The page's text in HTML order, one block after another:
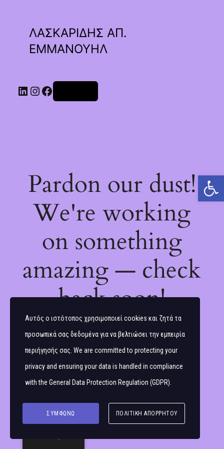
Ανοίξτε τη γραμμή εργαλείων
ΛΑΣΚΑΡΙΔΗΣ ΑΠ.
ΕΜΜΑΝΟΥΗΛ
Linkedin
Instagram
Facebook
Pardon our dust!
We're working
on something
amazing — check
back soon!
Αυτός ο ιστότοπος χρησιμοποιεί cookies και ζητά τα
προσωπικά σας δεδομένα για να βελτιώσει την εμπειρία
περιήγησής σας. We are committed to protecting your
privacy and ensuring your data is handled in compliance
with the General Data Protection Regulation (GDPR)
ΣΥΜΦΩΝΏ ΠΟΛΙΤΙΚΉ ΑΠΟΡΡΉΤΟΥ